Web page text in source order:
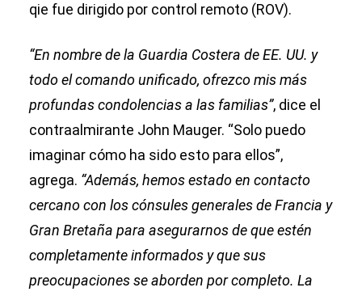
qie fue dirigido por control remoto (ROV).
“En nombre de la Guardia Costera de EE. UU. y
todo el comando unificado, ofrezco mis más
profundas condolencias a las familias”, dice el
contraalmirante John Mauger. “Solo puedo
imaginar cómo ha sido esto para ellos”,
agrega. “Además, hemos estado en contacto
cercano con los cónsules generales de Francia y
Gran Bretaña para asegurarnos de que estén
completamente informados y que sus
preocupaciones se aborden por completo. La